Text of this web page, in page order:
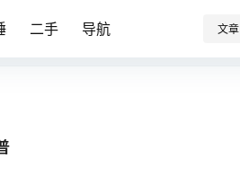
二手 导航 文章